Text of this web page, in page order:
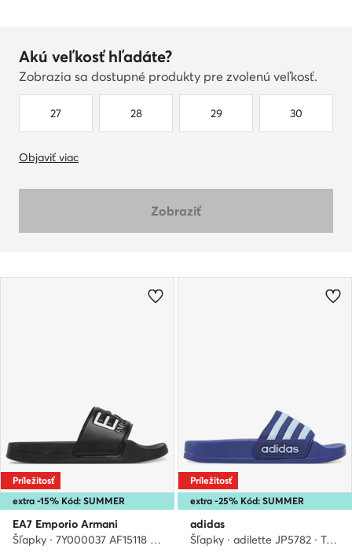
Akú veľkosť hľadáte?
Zobrazia sa dostupné produkty pre zvolenú veľkosť.
27 28 29 30
Objaviť viac
Zobraziť
extra -15% Kód: SUMMER
Príležitosť
EA7 Emporio Armani
Šľapky · 7Y000037 AF15118 UC001 · Čierna
extra -25% Kód: SUMMER
Príležitosť
adidas
Šľapky · adilette JP5782 · Tmavomodrá